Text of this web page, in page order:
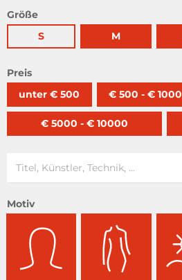
Größe
S
M
Preis
unter € 500
€ 500 - € 1000
€ 5000 - € 10000
Motiv